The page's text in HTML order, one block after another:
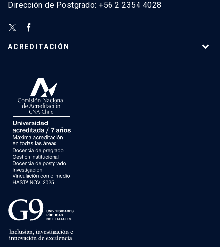
Dirección de Postgrado: +56 2 2354 4028
ACREDITACIÓN